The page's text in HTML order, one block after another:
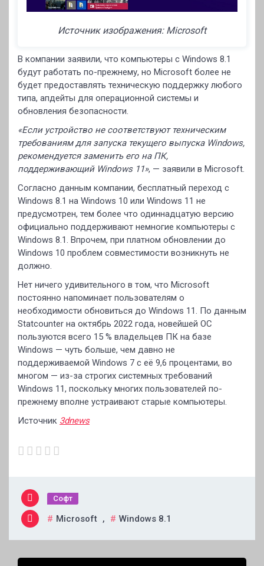
Источник изображения: Microsoft
В компании заявили, что компьютеры с Windows 8.1
будут работать по-прежнему, но Microsoft более не
будет предоставлять техническую поддержку любого
типа, апдейты для операционной системы и
обновления безопасности.
«Если устройство не соответствуют техническим
требованиям для запуска текущего выпуска Windows,
рекомендуется заменить его на ПК,
поддерживающий Windows 11», — заявили в Microsoft.
Согласно данным компании, бесплатный переход с
Windows 8.1 на Windows 10 или Windows 11 не
предусмотрен, тем более что одиннадцатую версию
официально поддерживают немногие компьютеры с
Windows 8.1. Впрочем, при платном обновлении до
Windows 10 проблем совместимости возникнуть не
должно.
Нет ничего удивительного в том, что Microsoft
постоянно напоминает пользователям о
необходимости обновиться до Windows 11. По данным
Statcounter на октябрь 2022 года, новейшей ОС
пользуются всего 15 % владельцев ПК на базе
Windows — чуть больше, чем давно не
поддерживаемой Windows 7 с её 9,6 процентами, во
многом — из-за строгих системных требований
Windows 11, поскольку многих пользователей по-
прежнему вполне устраивают старые компьютеры.
Источник 3dnews
Софт
Microsoft , Windows 8.1
Навигация